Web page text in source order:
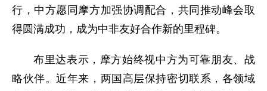
行，中方愿同摩方加强协调配合，共同推动峰会取
得圆满成功，成为中非友好合作新的里程碑。
布里达表示，摩方始终视中方为可靠朋友、战
略伙伴。近年来，两国高层保持密切联系，各领域